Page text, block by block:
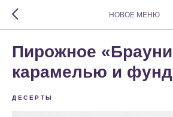
НОВОЕ МЕНЮ
Пирожное
карамелью и
ДЕСЕРТЫ